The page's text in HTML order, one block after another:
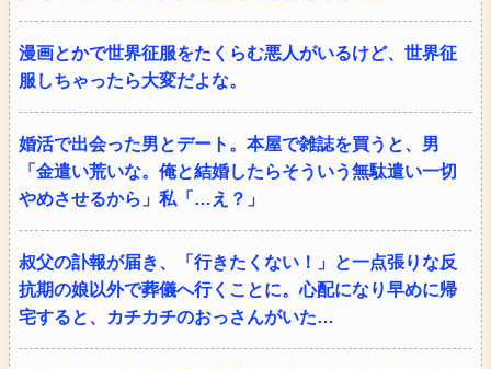
漫画とかで世界征服をたくらむ悪人がいるけど、世界征
服しちゃったら大変だよな。
婚活で出会った男とデート。本屋で雑誌を買うと、男
「金遣い荒いな。俺と結婚したらそういう無駄遣い一切
やめさせるから」私「…え？」
叔父の訃報が届き、「行きたくない！」と一点張りな反
抗期の娘以外で葬儀へ行くことに。心配になり早めに帰
宅すると、カチカチのおっさんがいた…